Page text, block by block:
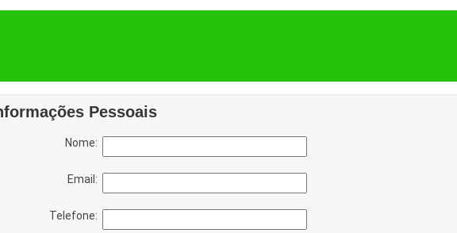
Pessoais
Nome:
Email:
Telefone: